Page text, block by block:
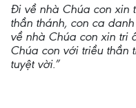
Đi về nhà Chúa con xin
thần thánh, con ca
về nhà Chúa con xin tri
Chúa con với triều thần
tuyệt vời.”